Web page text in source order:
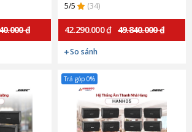
₫
5/5
(34)
42.290.000 ₫ 49.840.000 ₫
So sánh
Trả góp 0%